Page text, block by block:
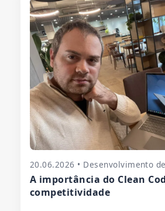
20.06.2026 • Desenvolvimento
A importância do Clean
competitividade